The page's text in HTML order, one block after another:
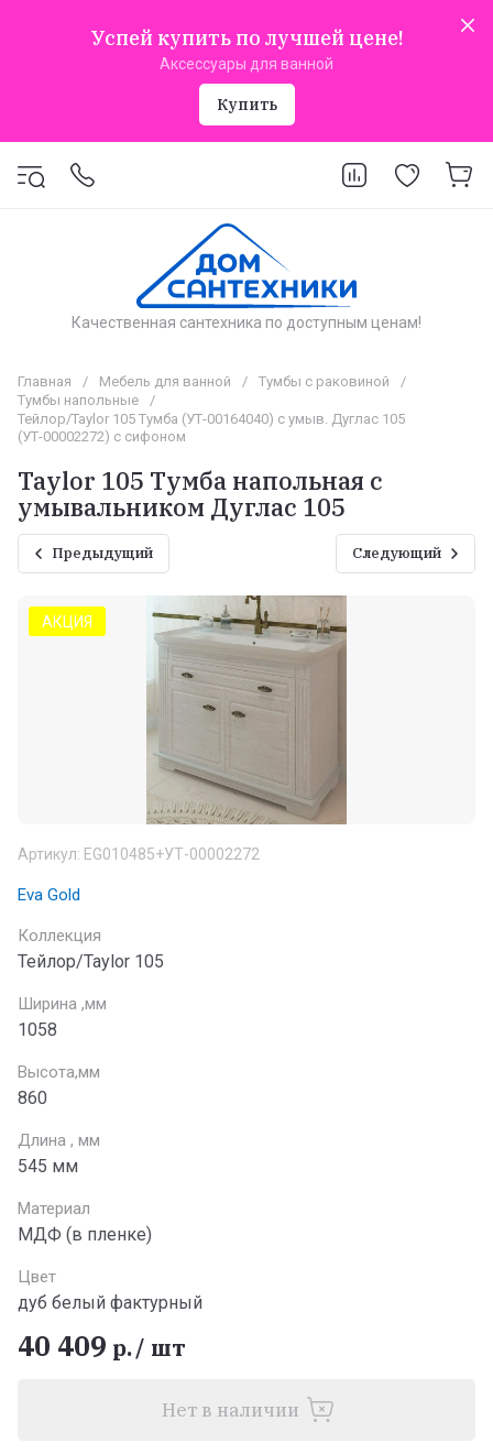
Успей купить по лучшей цене!
Аксессуары для ванной
Купить
Качественная сантехника по доступным ценам!
Главная / Мебель для ванной / Тумбы с раковиной
/
Тумбы напольные
/
Тейлор/Taylor 105 Тумба (УТ-00164040) с умыв. Дуглас 105
(УТ-00002272) с сифоном
Taylor 105 Тумба напольная с
умывальником Дуглас 105
Предыдущий Следующий
АКЦИЯ
Артикул: EG010485+УТ-00002272
Eva Gold
Коллекция
Тейлор/Taylor 105
Ширина ,мм
1058
Высота,мм
860
Длина , мм
545 мм
Материал
МДФ (в пленке)
Цвет
дуб белый фактурный
40 409 р./ шт
Нет в наличии